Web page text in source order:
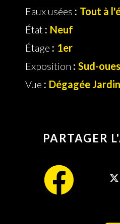
Eaux usées
Tout à
État
Neuf
Étage
1er
Exposition
Sud-
Vue
Dégagée Jardin
PARTAGER